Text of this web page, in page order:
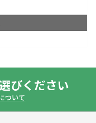
びください
ついて